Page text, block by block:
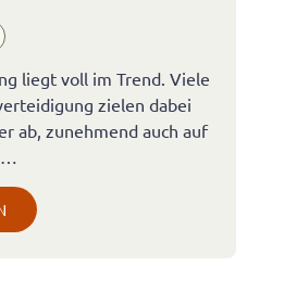
liegt voll im Trend. Viele
zielen dabei
ab, zunehmend auch auf
…